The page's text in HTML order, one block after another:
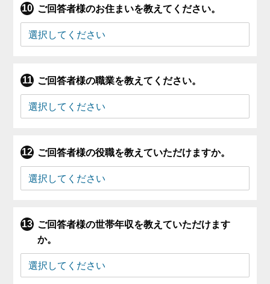
ご回答者様のお住まいを教えてください。
ご回答者様の職業を教えてください。
ご回答者様の役職を教えていただけますか。
ご回答者様の世帯年収を教えていただけます
か。